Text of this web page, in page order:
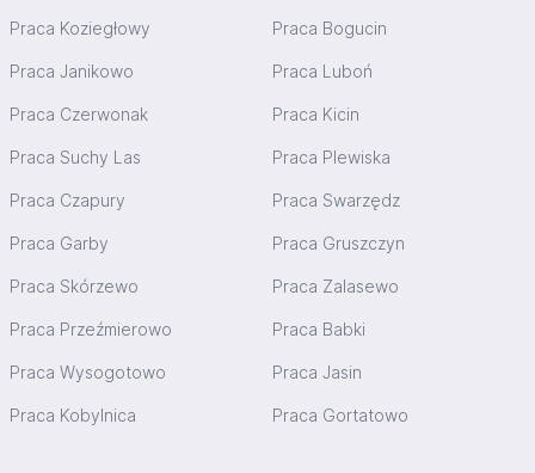
Praca Koziegłowy Praca Bogucin
Praca Janikowo Praca Luboń
Praca Czerwonak Praca Kicin
Praca Suchy Las Praca Plewiska
Praca Czapury Praca Swarzędz
Praca Garby Praca Gruszczyn
Praca Skórzewo Praca Zalasewo
Praca Przeźmierowo Praca Babki
Praca Wysogotowo Praca Jasin
Praca Kobylnica Praca Gortatowo